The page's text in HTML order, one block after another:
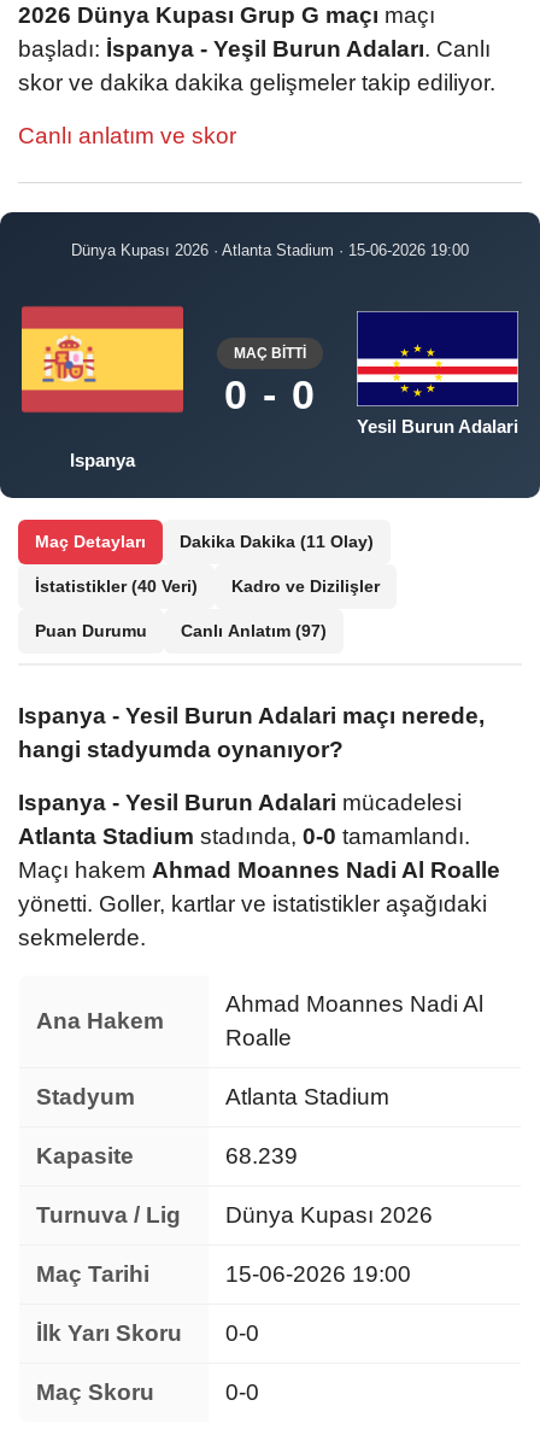
2026 Dünya Kupası Grup G maçı maçı
başladı: İspanya - Yeşil Burun Adaları. Canlı
skor ve dakika dakika gelişmeler takip ediliyor.
Canlı anlatım ve skor
Dünya Kupası 2026 · Atlanta Stadium · 15-06-2026 19:00
Ispanya
MAÇ BİTTİ
0 - 0
Yesil Burun Adalari
Maç Detayları Dakika Dakika (11 Olay)
İstatistikler(40 Veri) Kadro ve Dizilişler
Puan Durumu Canlı Anlatım (97)
Ispanya - Yesil Burun Adalari maçı nerede,
hangi stadyumda oynanıyor?
Ispanya - Yesil Burun Adalari mücadelesi
Atlanta Stadium stadında, 0-0 tamamlandı.
Maçı hakem Ahmad Moannes Nadi Al Roalle
yönetti. Goller, kartlar ve istatistikler aşağıdaki
sekmelerde.
Ana Hakem
Ahmad Moannes Nadi Al
Roalle
Stadyum Atlanta Stadium
Kapasite 68.239
Turnuva / Lig Dünya Kupası 2026
Maç Tarihi 15-06-2026 19:00
İlk Yarı Skoru 0-0
Maç Skoru 0-0